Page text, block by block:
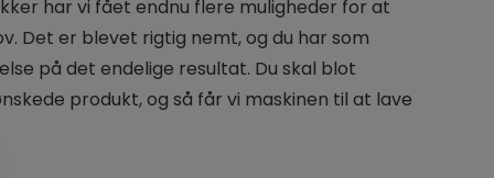
har vi fået endnu flere muligheder for at
Det er blevet rigtig nemt, og du har som
på det endelige resultat. Du skal blot
produkt, og så får vi maskinen til at lave